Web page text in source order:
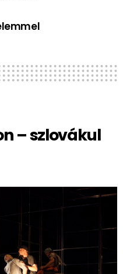
– szlovákul